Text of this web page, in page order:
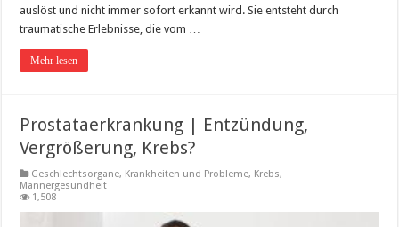
auslöst und nicht immer sofort erkannt wird. Sie entsteht durch
traumatische Erlebnisse, die vom …
Mehr lesen
Prostataerkrankung | Entzündung,
Vergrößerung, Krebs?
Geschlechtsorgane, Krankheiten und Probleme, Krebs,
Männergesundheit
1,508